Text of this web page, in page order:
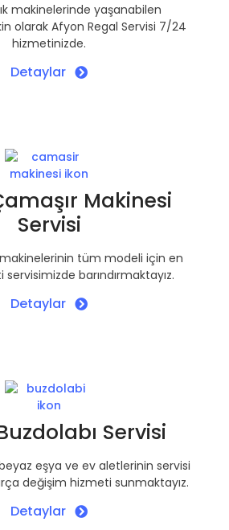
makinelerinde yaşanabilen
olarak Afyon Regal Servisi 7/24
hizmetinizde.
Detaylar
Makinesi
Servisi
makinelerinin tüm modeli için en
barındırmaktayız.
Detaylar
Servisi
eşya ve ev aletlerinin servisi
değişim hizmeti sunmaktayız.
Detaylar